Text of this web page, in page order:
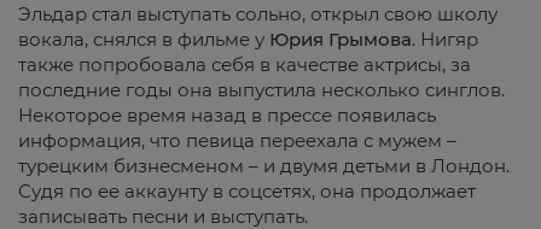
Эльдар стал выступать сольно, открыл свою школу
вокала, снялся в фильме у Юрия Грымова. Нигяр
также попробовала себя в качестве актрисы, за
последние годы она выпустила несколько синглов.
Некоторое время назад в прессе появилась
информация, что певица переехала с мужем –
турецким бизнесменом – и двумя детьми в Лондон.
Судя по ее аккаунту в соцсетях, она продолжает
записывать песни и выступать.